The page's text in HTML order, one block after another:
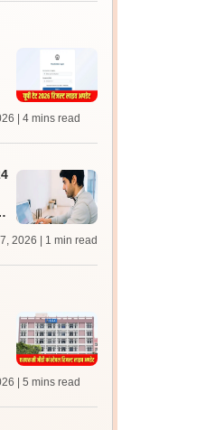
| 4 mins read
2026 | 1 min read
| 5 mins read